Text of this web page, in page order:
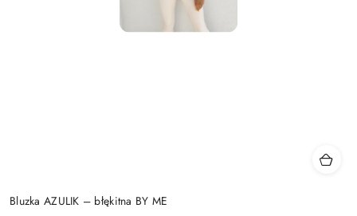
Bluzka AZULIK – błękitna BY ME